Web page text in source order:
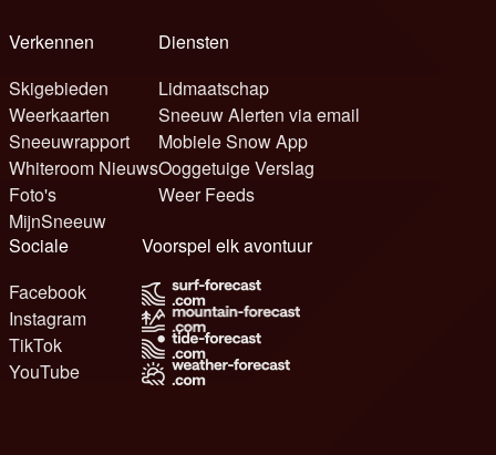
Verkennen
Skigebieden
Weerkaarten
Sneeuwrapport
Whiteroom Nieuws
Foto's
MijnSneeuw
Diensten
Lidmaatschap
Sneeuw Alerten via email
Mobiele Snow App
Ooggetuige Verslag
Weer Feeds
Sociale
Facebook
Instagram
TikTok
YouTube
Voorspel elk avontuur